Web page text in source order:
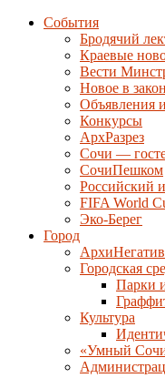
События
Бродячий
Краевые
Вести
Новое в
Объявления
Конкурсы
АрхРазрез
Сочи —
СочиПешком
Российский
FIFA World
Эко-Берег
Город
АрхиНегатив
Городская
Парки
Культура
«Умный